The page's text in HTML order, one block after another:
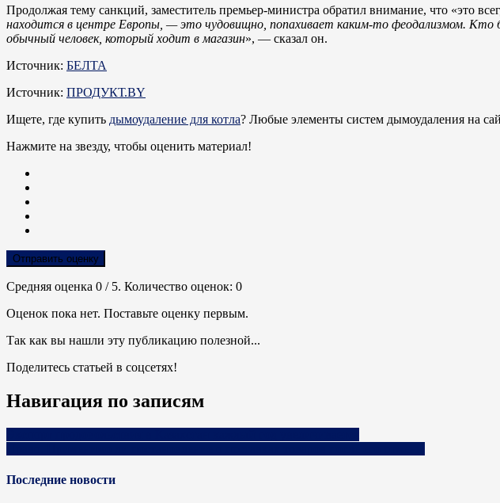
Продолжая тему санкций, заместитель премьер-министра обратил внимание, что «это
находится в центре Европы, — это чудовищно, попахивает каким-то феодализмом.
обычный человек, который ходит в магазин», — сказал он.
Источник: БЕЛТА
Источник: ПРОДУКТ.BY
Ищете, где купить дымоудаление для котла? Любые элементы систем дымоудаления на
Нажмите на звезду, чтобы оценить материал!
Отправить оценку
Средняя оценка 0 / 5. Количество оценок: 0
Оценок пока нет. Поставьте оценку первым.
Так как вы нашли эту публикацию полезной...
Поделитесь статьей в соцсетях!
Навигация по записям
Последние новости